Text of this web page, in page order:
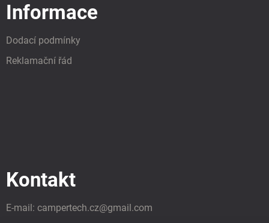
Informace
Dodací podmínky
Reklamační řád
Kontakt
E-mail: campertech.cz@gmail.com